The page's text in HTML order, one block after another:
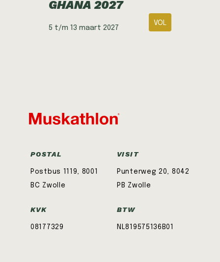
GHANA 2027
5 t/m 13 maart 2027
VOL
POSTAL
Postbus 1119, 8001
BC Zwolle
VISIT
Punterweg 20, 8042
PB Zwolle
KVK
08177329
BTW
NL819575136B01